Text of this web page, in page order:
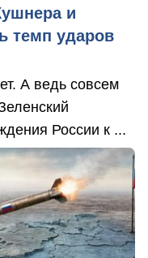
и
темп ударов
А ведь совсем
России к ...